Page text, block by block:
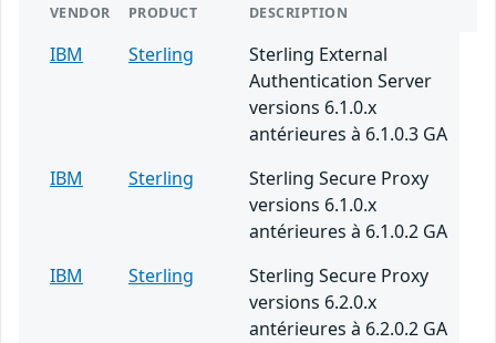
VENDOR PRODUCT DESCRIPTION
IBM Sterling
Sterling External
Authentication Server
versions 6.1.0.x
antérieures à 6.1.0.3 GA
IBM
Sterling
Sterling Secure Proxy
versions 6.1.0.x
antérieures à 6.1.0.2 GA
IBM
Sterling
Sterling Secure Proxy
versions 6.2.0.x
antérieures à 6.2.0.2 GA